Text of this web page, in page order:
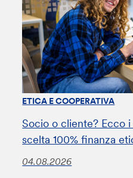
ETICA E COOPERATIVA
Socio o cliente? Ecco
scelta 100% finanza
04.08.2026